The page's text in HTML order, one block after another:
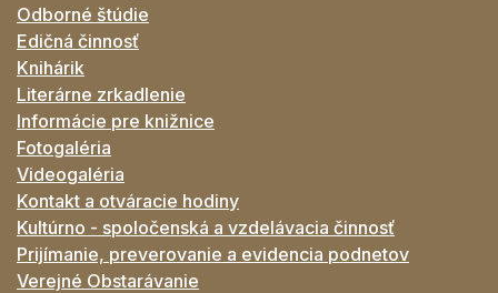
Odborné štúdie
Edičná činnosť
Knihárik
Literárne zrkadlenie
Informácie pre knižnice
Fotogaléria
Videogaléria
Kontakt a otváracie hodiny
Kultúrno - spoločenská a vzdelávacia činnosť
Prijímanie, preverovanie a evidencia podnetov
Verejné Obstarávanie